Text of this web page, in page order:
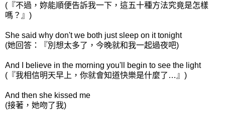
(『不過，妳能順便告訴我一下，這五十種方法究竟是怎樣
嗎？』)
She said why don't we both just sleep on it tonight
(她回答：『別想太多了，今晚就和我一起過夜吧)
And I believe in the morning you'll begin to see the light
(『我相信明天早上，你就會知道快樂是什麼了…』)
And then she kissed me
(接著，她吻了我)